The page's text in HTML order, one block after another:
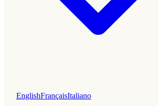
EnglishFrançaisItaliano